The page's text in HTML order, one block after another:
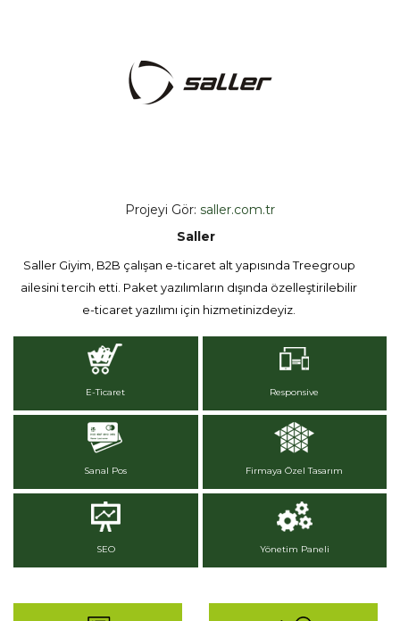
Projeyi Gör: saller.com.tr
Saller
Saller Giyim, B2B çalışan e-ticaret alt yapısında Treegroup
ailesini tercih etti. Paket yazılımların dışında özelleştirilebilir
e-ticaret yazılımı için hizmetinizdeyiz.
E-Ticaret Responsive
Sanal Pos Firmaya Özel Tasarım
SEO Yönetim Paneli